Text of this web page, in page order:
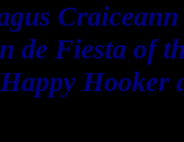
de Fiesta of
Hooker